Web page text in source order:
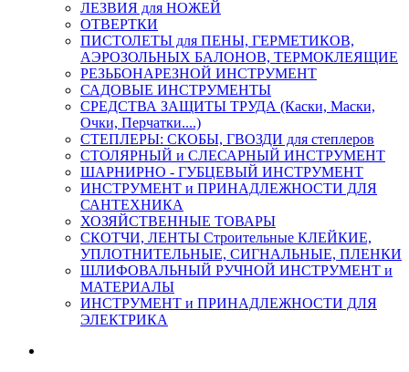
ЛЕЗВИЯ для НОЖЕЙ
ОТВЕРТКИ
ПИСТОЛЕТЫ для ПЕНЫ, ГЕРМЕТИКОВ,
АЭРОЗОЛЬНЫХ БАЛОНОВ, ТЕРМОКЛЕЯЩИЕ
РЕЗЬБОНАРЕЗНОЙ ИНСТРУМЕНТ
САДОВЫЕ ИНСТРУМЕНТЫ
СРЕДСТВА ЗАЩИТЫ ТРУДА (Каски, Маски,
Очки, Перчатки....)
СТЕПЛЕРЫ: СКОБЫ, ГВОЗДИ для степлеров
СТОЛЯРНЫЙ и СЛЕСАРНЫЙ ИНСТРУМЕНТ
ШАРНИРНО - ГУБЦЕВЫЙ ИНСТРУМЕНТ
ИНСТРУМЕНТ и ПРИНАДЛЕЖНОСТИ ДЛЯ
САНТЕХНИКА
ХОЗЯЙСТВЕННЫЕ ТОВАРЫ
СКОТЧИ, ЛЕНТЫ Строительные КЛЕЙКИЕ,
УПЛОТНИТЕЛЬНЫЕ, СИГНАЛЬНЫЕ, ПЛЕНКИ
ШЛИФОВАЛЬНЫЙ РУЧНОЙ ИНСТРУМЕНТ и
МАТЕРИАЛЫ
ИНСТРУМЕНТ и ПРИНАДЛЕЖНОСТИ ДЛЯ
ЭЛЕКТРИКА